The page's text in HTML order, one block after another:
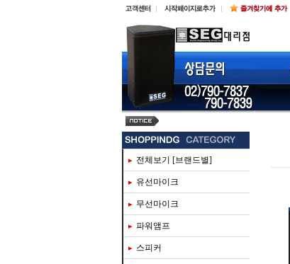
전체보기 [브랜드별]
유선마이크
무선마이크
파워앰프
스피커